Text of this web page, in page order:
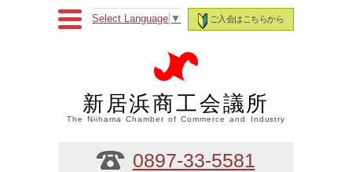
ご入会はこちらから
Select Language ▼
新居浜商工会議所
The Niihama Chamber of Commerce and Industry
0897-33-5581